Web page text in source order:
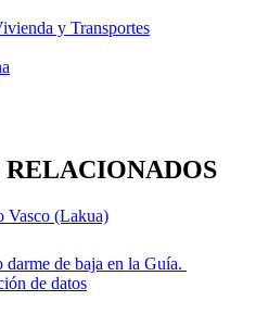
y Transportes
Vasco (Lakua)
de baja en la Guía.
de datos